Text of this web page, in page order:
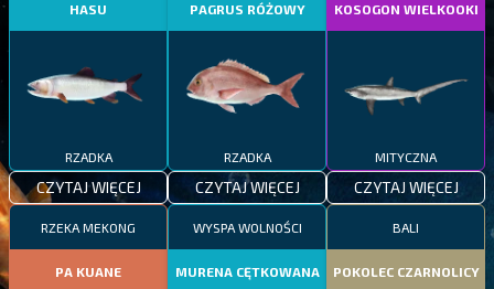
HASU
RZADKA
CZYTAJ WIĘCEJ
PAGRUS RÓŻOWY
RZADKA
CZYTAJ WIĘCEJ
KOSOGON WIELKOOKI
MITYCZNA
CZYTAJ WIĘCEJ
RZEKA MEKONG
PA KUANE
WYSPA WOLNOŚCI
MURENA CĘTKOWANA
BALI
POKOLEC CZARNOLICY